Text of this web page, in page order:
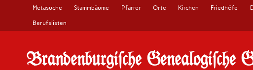
Metasuche Stammbäume Pfarrer Orte Kirchen Friedhöfe
Berufslisten
Brandenburgi#che